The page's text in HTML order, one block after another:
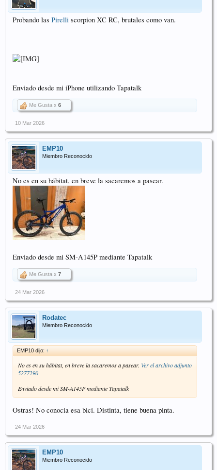
Probando las Pirelli scorpion XC RC, brutales como van.
Enviado desde mi iPhone utilizando Tapatalk
Me Gusta x 6
10 Mar 2026
EMP10
Miembro Reconocido
No es en su hábitat, en breve la sacaremos a pasear.
Enviado desde mi SM-A145P mediante Tapatalk
Me Gusta x 7
24 Mar 2026
Rodatec
Miembro Reconocido
EMP10 dijo: ↑
No es en su hábitat, en breve la sacaremos a pasear. Ver el archivo adjunto
5277290
Enviado desde mi SM-A145P mediante Tapatalk
Ostras! No conocia esa bici. Distinta, tiene buena pinta.
24 Mar 2026
EMP10
Miembro Reconocido